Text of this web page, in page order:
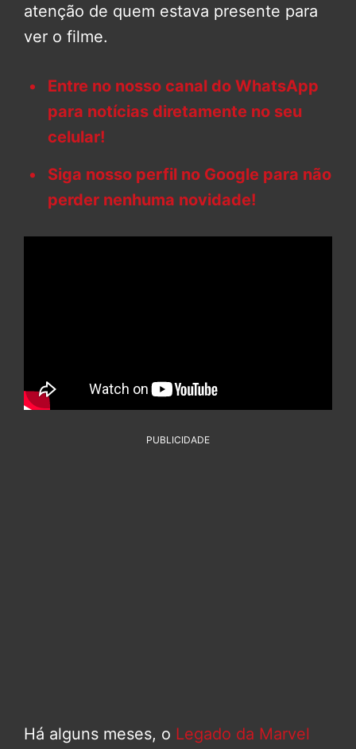
atenção de quem estava presente para
ver o filme.
Entre no nosso canal do WhatsApp
para notícias diretamente no seu
celular!
Siga nosso perfil no Google para não
perder nenhuma novidade!
PUBLICIDADE
Há alguns meses, o Legado da Marvel